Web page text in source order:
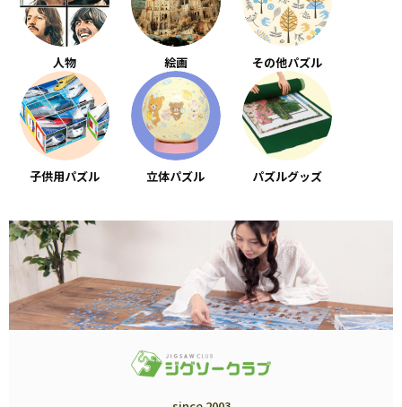
人物 絵画 その他パズル
子供用パズル 立体パズル パズルグッズ